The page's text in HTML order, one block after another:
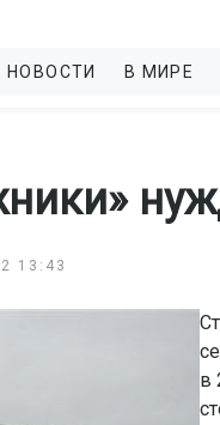
НОВОСТИ В МИРЕ
13:43
в